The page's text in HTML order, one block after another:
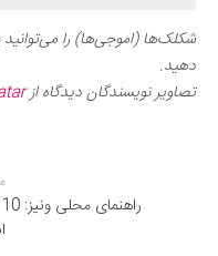
شکلک‌ها (اموجی‌ها) را می‌توانید
دهید.
تصاویر نویسندگان دیدگاه از